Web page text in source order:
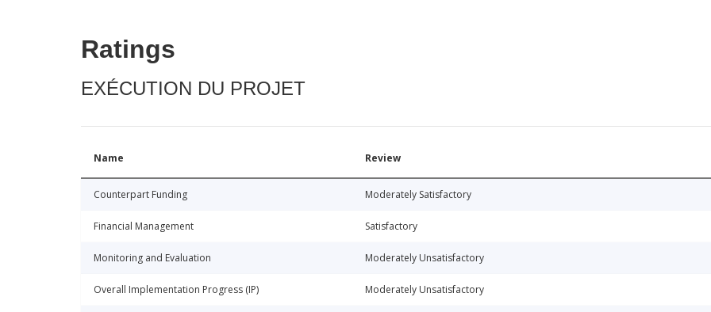
Ratings
EXÉCUTION DU PROJET
Name Review
Counterpart Funding Moderately Satisfactory
Financial Management Satisfactory
Monitoring and Evaluation Moderately Unsatisfactory
Overall Implementation Progress (IP) Moderately Unsatisfactory